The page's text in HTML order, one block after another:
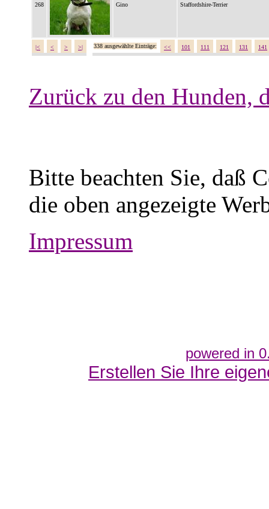
268 Gino Staffordshire-Terrier
|< < > >| 338 ausgewählte Einträge: << 101 111 121 131 141
Zurück zu den Hunden,
Bitte beachten Sie, daß
die oben angezeigte
Impressum
powered in
Erstellen Sie Ihre